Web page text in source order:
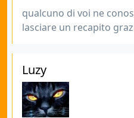
qualcuno di voi ne
lasciare un recapito
Luzy